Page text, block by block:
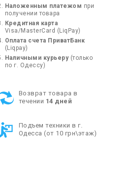
Наложенным платежом при
получении товара
Кредитная карта
Visa/MasterCard (LiqPay)
Оплата счета ПриватБанк
(Liqpay)
Наличными курьеру(только
по г. Одессу)
Возврат товара в
течении 14 дней
Подъем техники в г.
Одесса (от 10 грн\этаж)